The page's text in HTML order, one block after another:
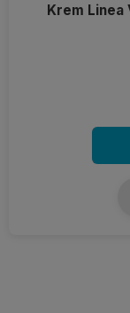
Krem